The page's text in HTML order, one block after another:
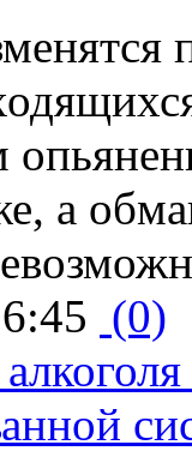
а
(0)